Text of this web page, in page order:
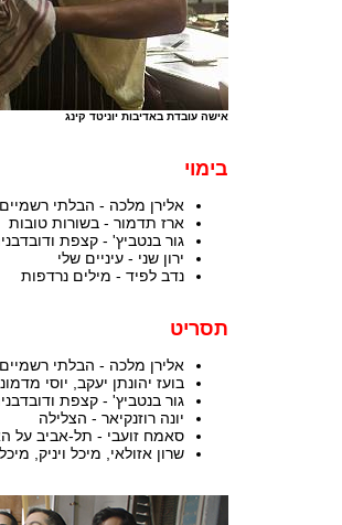
אישה עובדת באדיבות יוניטד קינג
בימוי
אלירן מלכה - הבלתי רשמיים
ארז תדמור - בשורות טובות
גור בנטביץ' - קצפת
ירון שני - עיניים שלי
נדב לפיד - מילים נרדפות
תסריט
אלירן מלכה - הבלתי רשמיים
בועז יהונתן יעקב, יוסי
גור בנטביץ' - קצפת
יונה רוזנקיאר - הצלילה
סאמח זועבי - תל-אביב על
שרון אזולאי, מיכל ויניק,